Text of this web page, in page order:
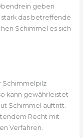
geben
das betreffende
Schimmel es sich
Schimmelpilz
kann gewährleistet
Schimmel auftritt.
Recht mit
Verfahren.